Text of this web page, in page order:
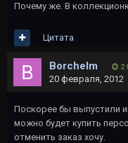
Почему же. В
Цитата
Borchelm 2
20 февраля, 2012
Поскорее бы выпустили
можно будет купить
отменить заказ хочу.